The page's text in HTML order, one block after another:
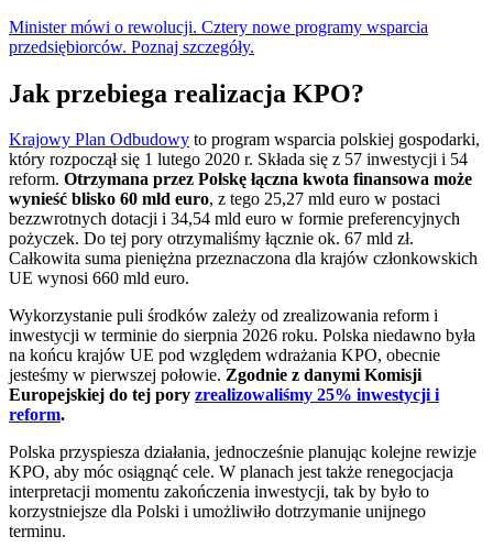
Minister mówi o rewolucji. Cztery nowe programy wsparcia
przedsiębiorców. Poznaj szczegóły.
Jak przebiega realizacja KPO?
Krajowy Plan Odbudowy to program wsparcia polskiej gospodarki,
który rozpoczął się 1 lutego 2020 r. Składa się z 57 inwestycji i 54
reform. Otrzymana przez Polskę łączna kwota finansowa może
wynieść blisko 60 mld euro, z tego 25,27 mld euro w postaci
bezzwrotnych dotacji i 34,54 mld euro w formie preferencyjnych
pożyczek. Do tej pory otrzymaliśmy łącznie ok. 67 mld zł.
Całkowita suma pieniężna przeznaczona dla krajów członkowskich
UE wynosi 660 mld euro.
Wykorzystanie puli środków zależy od zrealizowania reform i
inwestycji w terminie do sierpnia 2026 roku. Polska niedawno była
na końcu krajów UE pod względem wdrażania KPO, obecnie
jesteśmy w pierwszej połowie. Zgodnie z danymi Komisji
Europejskiej do tej pory zrealizowaliśmy 25% inwestycji i
reform.
Polska przyspiesza działania, jednocześnie planując kolejne rewizje
KPO, aby móc osiągnąć cele. W planach jest także renegocjacja
interpretacji momentu zakończenia inwestycji, tak by było to
korzystniejsze dla Polski i umożliwiło dotrzymanie unijnego
terminu.